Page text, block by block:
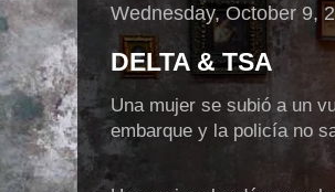
Wednesday, October 9,
DELTA & TSA
Una mujer se subió a un
embarque y la policía no